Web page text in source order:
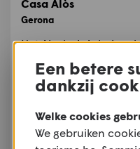
Casa Alòs
Gerona
Het Aloshuis is bekend
als de thuisbasis van de
Markies van Dou. Het
ontworpen door de
architect Josep Maria
Pericas in 1908. Aan de
buitenkant zie je
Een betere
dankzij
Welke cookies
We gebruiken